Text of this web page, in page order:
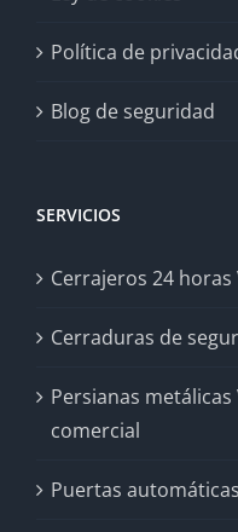
Política de
Blog de seguridad
SERVICIOS
Cerrajeros 24 horas
Cerraduras de
Persianas
comercial
Puertas